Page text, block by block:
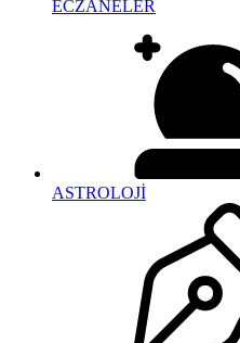
ECZANELER
ASTROLOJİ